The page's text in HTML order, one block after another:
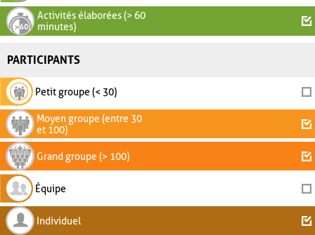
Activités élaborées (> 60
minutes)
PARTICIPANTS
Petit groupe (< 30)
Moyen groupe (entre 30
et 100)
Grand groupe (> 100)
Équipe
Individuel